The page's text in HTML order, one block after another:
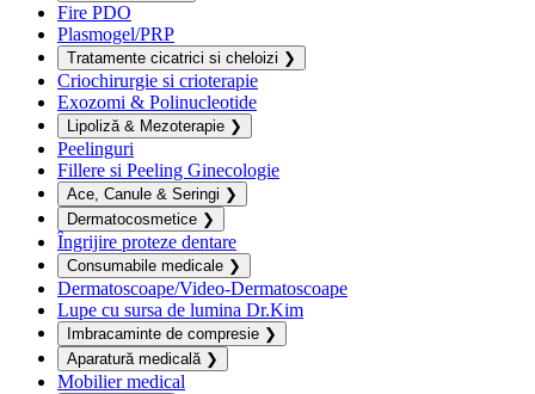
Fire PDO
Plasmogel/PRP
Tratamente cicatrici si cheloizi ❯
Criochirurgie si crioterapie
Exozomi & Polinucleotide
Lipoliză & Mezoterapie ❯
Peelinguri
Fillere si Peeling Ginecologie
Ace, Canule & Seringi ❯
Dermatocosmetice ❯
Îngrijire proteze dentare
Consumabile medicale ❯
Dermatoscoape/Video-Dermatoscoape
Lupe cu sursa de lumina Dr.Kim
Imbracaminte de compresie ❯
Aparatură medicală ❯
Mobilier medical